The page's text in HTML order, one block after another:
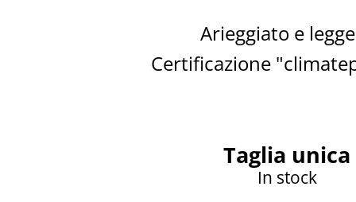
Arieggiato e
Certificazione
Taglia unica
In stock